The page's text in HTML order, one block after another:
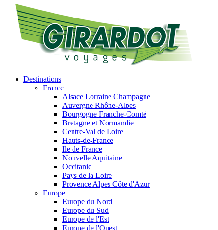
Destinations
France
Alsace Lorraine Champagne
Auvergne Rhône-Alpes
Bourgogne Franche-Comté
Bretagne et Normandie
Centre-Val de Loire
Hauts-de-France
Ile de France
Nouvelle Aquitaine
Occitanie
Pays de la Loire
Provence Alpes Côte d'Azur
Europe
Europe du Nord
Europe du Sud
Europe de l'Est
Europe de l'Ouest